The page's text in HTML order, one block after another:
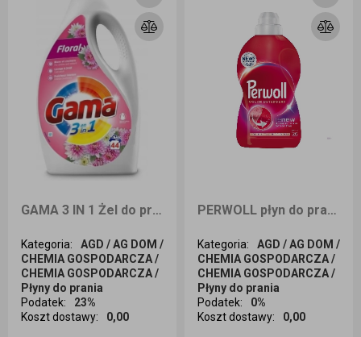
GAMA 3 IN 1 Żel do prania FLORAL 44 prania 1,98L
Kategoria:
AGD / AG DOM /
CHEMIA GOSPODARCZA /
CHEMIA GOSPODARCZA /
Płyny do prania
Podatek:
23%
Koszt dostawy: 0,00
Ilość sztuk
PERWOLL płyn do prania COLOR RENEW 20prań 1L
Kategoria:
AGD / AG DOM /
CHEMIA GOSPODARCZA /
CHEMIA GOSPODARCZA /
Płyny do prania
Podatek:
0%
Koszt dostawy: 0,00
Ilość sztuk